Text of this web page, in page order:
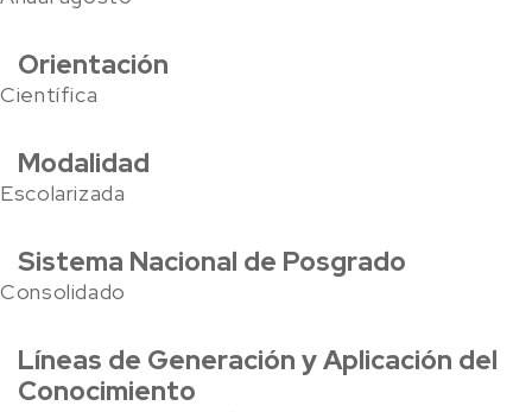
Orientación
Científica
Modalidad
Escolarizada
Sistema Nacional de Posgrado
Consolidado
Líneas de Generación y Aplicación del
Conocimiento